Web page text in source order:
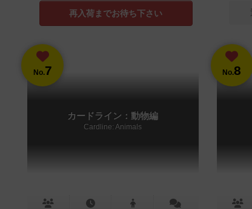
再入荷までお待ち下さい
No.7
カードライン：動物編
Cardline: Animals
No.8